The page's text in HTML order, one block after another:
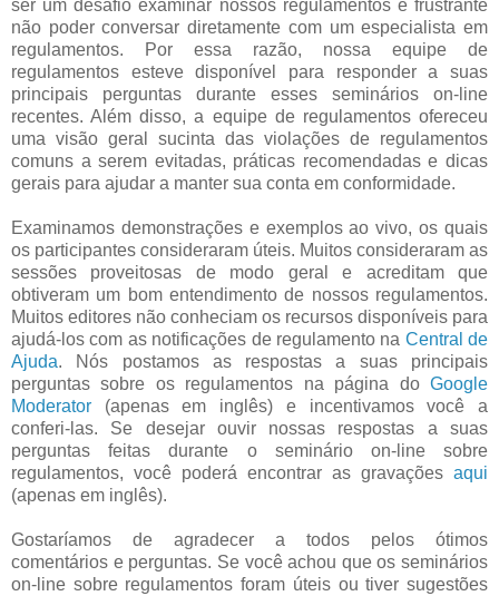
ser um desafio examinar nossos regulamentos e frustrante
não poder conversar diretamente com um especialista em
regulamentos. Por essa razão, nossa equipe de
regulamentos esteve disponível para responder a suas
principais perguntas durante esses seminários on-line
recentes. Além disso, a equipe de regulamentos ofereceu
uma visão geral sucinta das violações de regulamentos
comuns a serem evitadas, práticas recomendadas e dicas
gerais para ajudar a manter sua conta em conformidade.
Examinamos demonstrações e exemplos ao vivo, os quais
os participantes consideraram úteis. Muitos consideraram as
sessões proveitosas de modo geral e acreditam que
obtiveram um bom entendimento de nossos regulamentos.
Muitos editores não conheciam os recursos disponíveis para
ajudá-los com as notificações de regulamento na Central de
Ajuda. Nós postamos as respostas a suas principais
perguntas sobre os regulamentos na página do Google
Moderator (apenas em inglês) e incentivamos você a
conferi-las. Se desejar ouvir nossas respostas a suas
perguntas feitas durante o seminário on-line sobre
regulamentos, você poderá encontrar as gravações aqui
(apenas em inglês).
Gostaríamos de agradecer a todos pelos ótimos
comentários e perguntas. Se você achou que os seminários
on-line sobre regulamentos foram úteis ou tiver sugestões